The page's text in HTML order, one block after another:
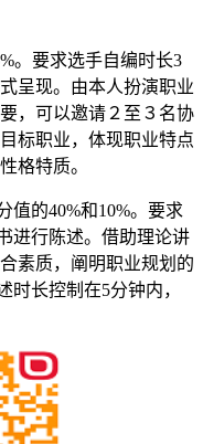
。要求选手自编时长3
呈现。由本人扮演职业
，可以邀请２至３名协
标职业，体现职业特点
格特质。
值的40%和10%。要求
进行陈述。借助理论讲
素质，阐明职业规划的
时长控制在5分钟内，